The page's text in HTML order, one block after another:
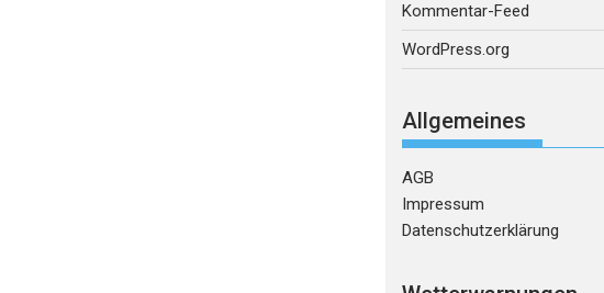
Kommentar-Feed
WordPress.org
Allgemeines
AGB
Impressum
Datenschutzerklärung